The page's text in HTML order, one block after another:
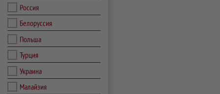
Россия
Белоруссия
Польша
Турция
Украина
Малайзия